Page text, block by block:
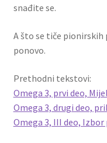
snađite se.
A što se tiče pionirskih
ponovo.
Prethodni tekstovi:
Omega 3, prvi deo,
Omega 3, drugi deo,
Omega 3, III deo,